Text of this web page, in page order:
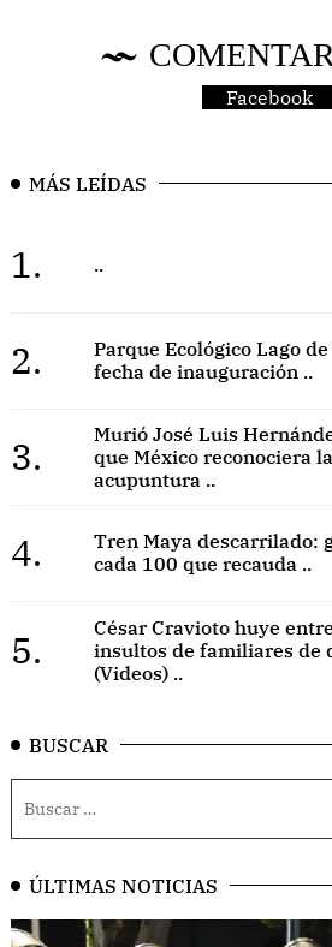
Facebook
MÁS LEÍDAS
1. ..
2.
Parque Ecológico Lago
fecha de inauguración ..
3.
Murió José Luis
que México reconociera
acupuntura ..
4.
Tren Maya descarrilado:
cada 100 que recauda ..
5.
César Cravioto huye
insultos de familiares de
(Videos) ..
BUSCAR
ÚLTIMAS NOTICIAS